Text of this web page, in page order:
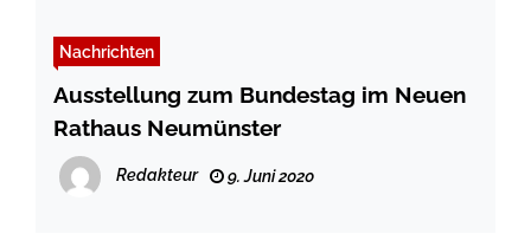
Nachrichten
Ausstellung zum Bundestag im Neuen
Rathaus Neumünster
Redakteur 9. Juni 2020